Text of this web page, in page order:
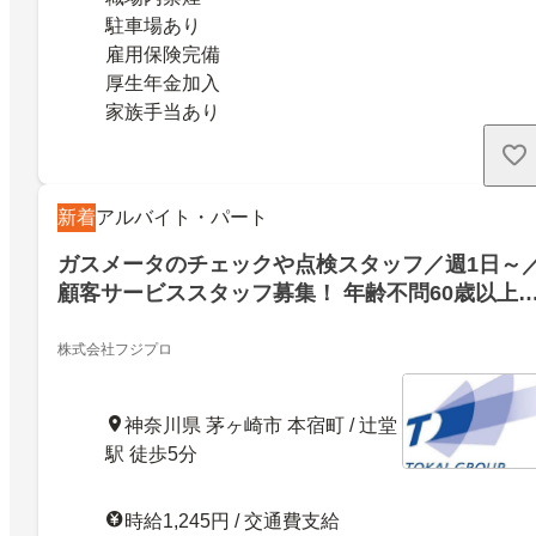
駐車場あり
雇用保険完備
厚生年金加入
家族手当あり
新着アルバイト・パート
ガスメータのチェックや点検スタッフ／週1日～
顧客サービススタッフ募集！ 年齢不問60歳以上歓
現役でいたい方／第2の人生／無理なくスタートし
株式会社フジプロ
神奈川県 茅ヶ崎市 本宿町 / 辻堂
駅 徒歩5分
時給1,245円 / 交通費支給